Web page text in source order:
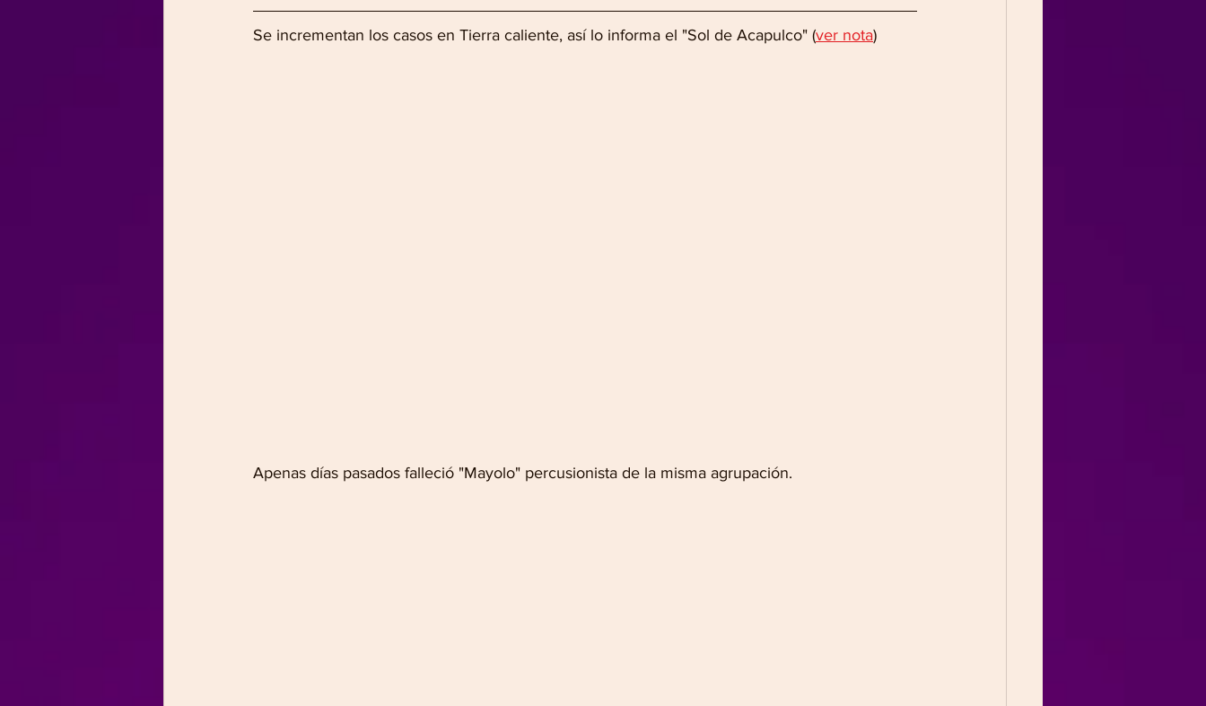
Se incrementan los casos en Tierra caliente, así lo informa el "Sol de Acapulco" (ver nota)
Apenas días pasados falleció "Mayolo" percusionista de la misma agrupación.